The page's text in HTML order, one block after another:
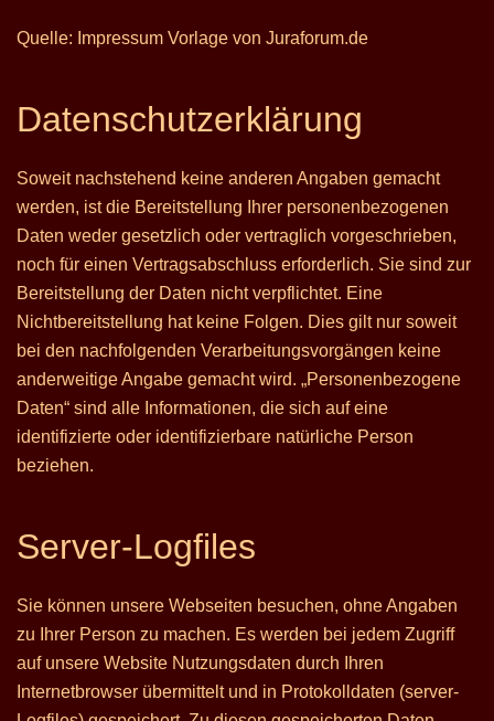
Quelle: Impressum Vorlage von Juraforum.de
Datenschutzerklärung
Soweit nachstehend keine anderen Angaben gemacht
werden, ist die Bereitstellung Ihrer personenbezogenen
Daten weder gesetzlich oder vertraglich vorgeschrieben,
noch für einen Vertragsabschluss erforderlich. Sie sind zur
Bereitstellung der Daten nicht verpflichtet. Eine
Nichtbereitstellung hat keine Folgen. Dies gilt nur soweit
bei den nachfolgenden Verarbeitungsvorgängen keine
anderweitige Angabe gemacht wird. „Personenbezogene
Daten“ sind alle Informationen, die sich auf eine
identifizierte oder identifizierbare natürliche Person
beziehen.
Server-Logfiles
Sie können unsere Webseiten besuchen, ohne Angaben
zu Ihrer Person zu machen. Es werden bei jedem Zugriff
auf unsere Website Nutzungsdaten durch Ihren
Internetbrowser übermittelt und in Protokolldaten (server-